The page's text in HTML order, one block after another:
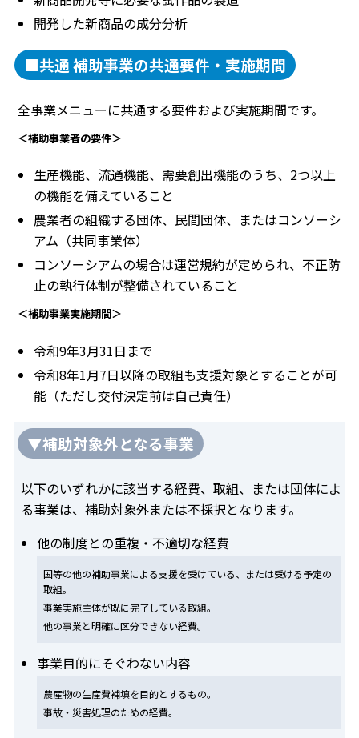
開発した新商品の成分分析
■共通 補助事業の共通要件・実施期間
全事業メニューに共通する要件および実施期間です。
＜補助事業者の要件＞
生産機能、流通機能、需要創出機能のうち、2つ以上
の機能を備えていること
農業者の組織する団体、民間団体、またはコンソーシ
アム（共同事業体）
コンソーシアムの場合は運営規約が定められ、不正防
止の執行体制が整備されていること
＜補助事業実施期間＞
令和9年3月31日まで
令和8年1月7日以降の取組も支援対象とすることが可
能（ただし交付決定前は自己責任）
▼補助対象外となる事業
以下のいずれかに該当する経費、取組、または団体によ
る事業は、補助対象外または不採択となります。
他の制度との重複・不適切な経費
国等の他の補助事業による支援を受けている、または受ける予定の
取組。
事業実施主体が既に完了している取組。
他の事業と明確に区分できない経費。
事業目的にそぐわない内容
農産物の生産費補填を目的とするもの。
事故・災害処理のための経費。